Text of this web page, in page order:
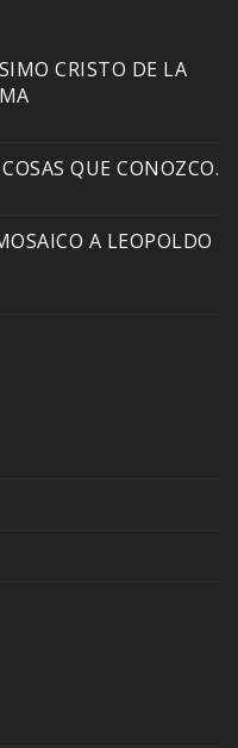
CRISTO DE LA
QUE CONOZCO.
A LEOPOLDO